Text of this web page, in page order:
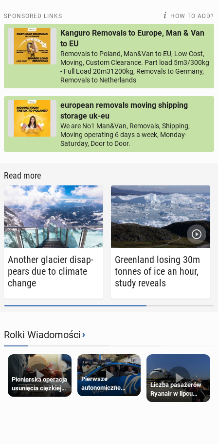
SPONSORED LINKS HOW TO ADD?
Kanguro Removals to Europe, Man & Van
to EU
Removals to Poland, Man&Van to EU, Low Cost,
Moving, Custom Clearance. Part load 5m3/300kg
- Full Load 20m31200kg, Removals to Germany,
Removals to Netherlands
european removals moving shipping
storage uk-eu
We are No1 Man&Van, Removals, Shipping,
Moving operating 6 days a week, Monday-
Saturday, Door to Door.
Read more
Another glacier dis­ap­
pears due to climate
change
Green­land losing 30m
tonnes of ice an hour,
study reveals
Rolki Wiadomości›
Pionierska operacja
usunięcia ciężkiej
wady wrodzonej
Pierwsze
autonomiczne
Ubery pojawią się
Liczba pasażerów
Ryanair w lipcu
pobiła rekord